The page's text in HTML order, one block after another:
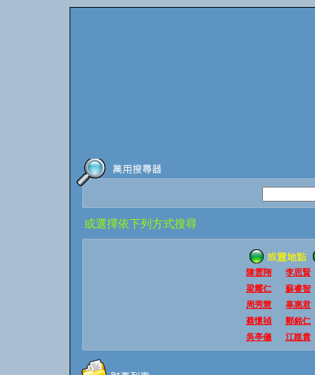
或選擇依下列方式搜尋
陳雲翔
李思賢
梁耀仁
蘇睿智
周秀慧
辜惠君
蔡懷禎
鄭銘仁
吳亭儀
江崑貴